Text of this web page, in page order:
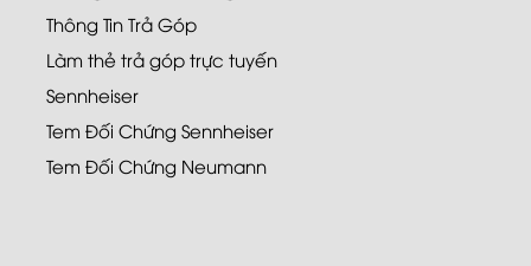
Thông Tin Trả Góp
Làm thẻ trả góp trực tuyến
Sennheiser
Tem Đối Chứng Sennheiser
Tem Đối Chứng Neumann